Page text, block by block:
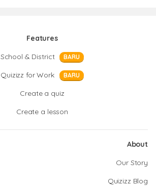
Features
School & District
BARU
Quizizz for Work BARU
Create a quiz
Create a lesson
About
Our Story
Quizizz Blog